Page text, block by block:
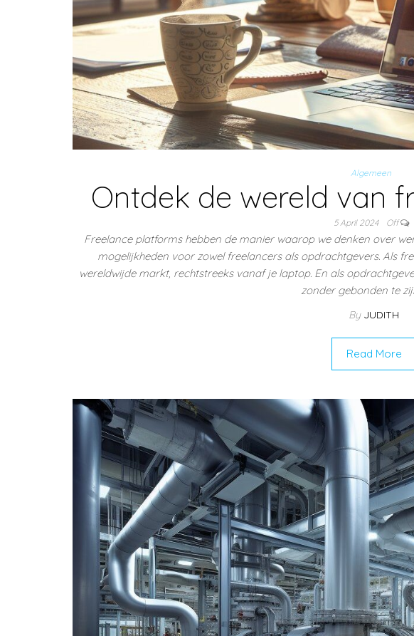
Algemeen
Ontdek de wereld van
5 April 2024 Off
Freelance platforms hebben de manier waarop we denken over
mogelijkheden voor zowel freelancers als opdrachtgevers. Als
wereldwijde markt, rechtstreeks vanaf je laptop. En als
zonder gebonden te
By JUDITH
Read More